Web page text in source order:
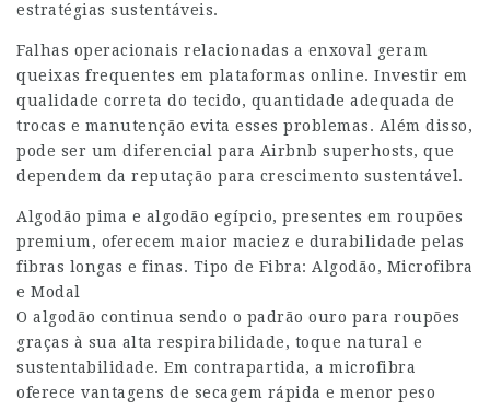
estratégias sustentáveis.
Falhas operacionais relacionadas a enxoval geram
queixas frequentes em plataformas online. Investir em
qualidade correta do tecido, quantidade adequada de
trocas e manutenção evita esses problemas. Além disso,
pode ser um diferencial para Airbnb superhosts, que
dependem da reputação para crescimento sustentável.
Algodão pima e algodão egípcio, presentes em roupões
premium, oferecem maior maciez e durabilidade pelas
fibras longas e finas. Tipo de Fibra: Algodão, Microfibra
e Modal
O algodão continua sendo o padrão ouro para roupões
graças à sua alta respirabilidade, toque natural e
sustentabilidade. Em contrapartida, a microfibra
oferece vantagens de secagem rápida e menor peso